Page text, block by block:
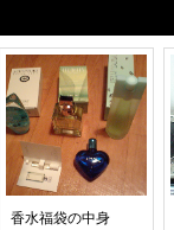
香水福袋の中身